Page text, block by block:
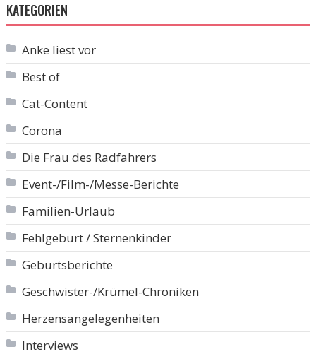
KATEGORIEN
Anke liest vor
Best of
Cat-Content
Corona
Die Frau des Radfahrers
Event-/Film-/Messe-Berichte
Familien-Urlaub
Fehlgeburt / Sternenkinder
Geburtsberichte
Geschwister-/Krümel-Chroniken
Herzensangelegenheiten
Interviews